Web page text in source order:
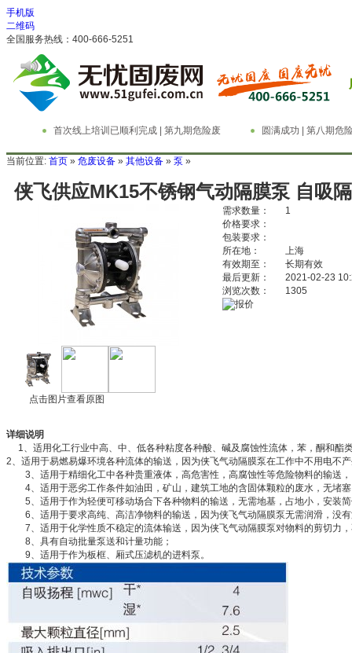
手机版
二维码
全国服务热线：400-666-5251
首次线上培训已顺利完成 | 第九期危险废
物管理与技术实务精英特训营
圆满成功 | 第八期危
务精英特训营
当前位置: 首页 » 危废设备 » 其他设备 » 泵 »
侠飞供应MK15不锈钢气动隔膜泵 自吸
点击图片查看原图
需求数量：
1
价格要求：
包装要求：
所在地：
上海
有效期至：
长期有效
最后更新：
2021-02-23
浏览次数：
1305
详细说明
1、适用化工行业中高、中、低各种粘度各种酸、碱及腐蚀性流体，苯，酮和
2、适用于易燃易爆环境各种流体的输送，因为侠飞气动隔膜泵在工作中不用电不
3、适用于精细化工中各种贵重液体，高危害性，高腐蚀性等危险物料的输送
4、适用于恶劣工作条件如油田，矿山，建筑工地的含固体颗粒的废水，无堵
5、适用于作为轻便可移动场合下各种物料的输送，无需地基，占地小，安装
6、适用于要求高纯、高洁净物料的输送，因为侠飞气动隔膜泵无需润滑，没
7、适用于化学性质不稳定的流体输送，因为侠飞气动隔膜泵对物料的剪切力
8、具有自动批量泵送和计量功能；
9、适用于作为板框、厢式压滤机的进料泵。